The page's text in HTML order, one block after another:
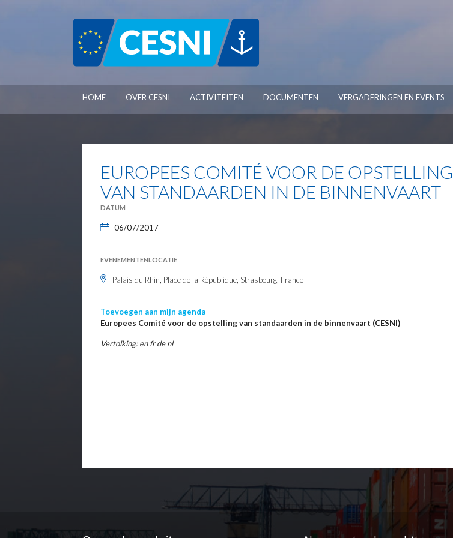
HOME OVER CESNI ACTIVITEITEN DOCUMENTEN VERGADERINGEN EN EVENTS
EUROPEES COMITÉ VOOR DE OPSTELLING
VAN STANDAARDEN IN DE BINNENVAART
DATUM
06/07/2017
EVENEMENTENLOCATIE
Palais du Rhin, Place de la République, Strasbourg, France
Toevoegen aan mijn agenda
Europees Comité voor de opstelling van standaarden in de binnenvaart (CESNI)
Vertolking: en fr de nl